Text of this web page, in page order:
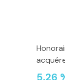
5,26